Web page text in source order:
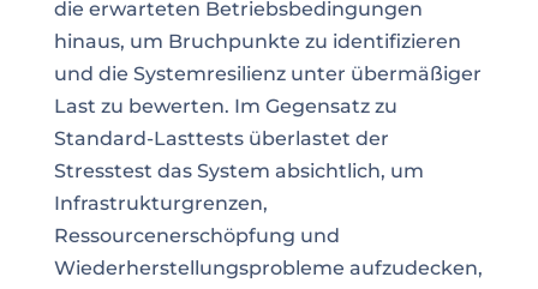
die erwarteten Betriebsbedingungen
hinaus, um Bruchpunkte zu identifizieren
und die Systemresilienz unter übermäßiger
Last zu bewerten. Im Gegensatz zu
Standard-Lasttests überlastet der
Stresstest das System absichtlich, um
Infrastrukturgrenzen,
Ressourcenerschöpfung und
Wiederherstellungsprobleme aufzudecken,